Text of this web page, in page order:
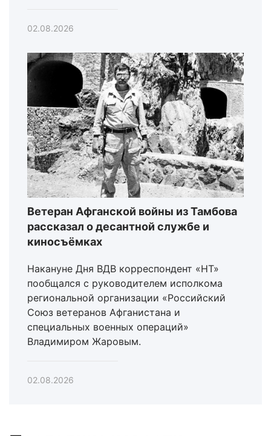
02.08.2026
Ветеран Афганской войны из Тамбова
рассказал о десантной службе и
киносъёмках
Накануне Дня ВДВ корреспондент «НТ»
пообщался с руководителем исполкома
региональной организации «Российский
Союз ветеранов Афганистана и
специальных военных операций»
Владимиром Жаровым.
02.08.2026